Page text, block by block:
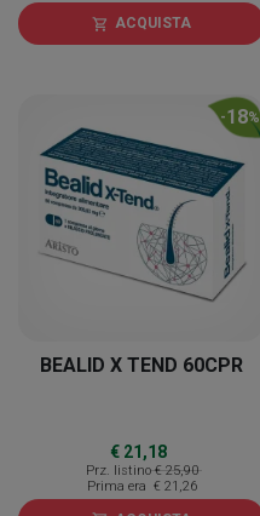
shopping_cart ACQUISTA
-18%
BEALID X TEND 60CPR
€ 21,18
Prz. listino € 25,90
Prima era € 21,26